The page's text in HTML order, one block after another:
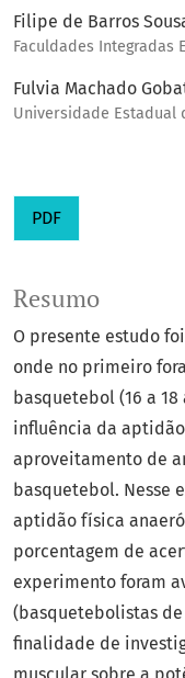
Filipe de Barros
Faculdades Integradas
Fulvia Machado
Universidade Estadual
PDF
Resumo
O presente estudo
onde no primeiro
basquetebol (16 a
influência da
aproveitamento de
basquetebol. Nesse
aptidão física
porcentagem de
experimento foram
(basquetebolistas
finalidade de